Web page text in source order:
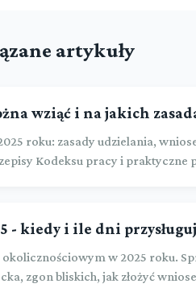
artykuły
wziąć i na jakich
roku: zasady udzielania,
Kodeksu pracy i praktyczne
- kiedy i ile dni
w 2025 roku.
zgon bliskich, jak złożyć